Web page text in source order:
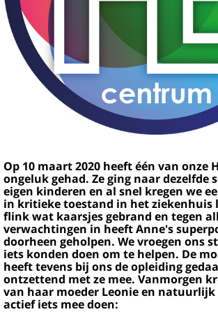
Op 10 maart 2020 heeft één van onze
ongeluk gehad. Ze ging naar dezelfde
eigen kinderen en al snel kregen we
in kritieke toestand in het ziekenhuis
flink wat kaarsjes gebrand en tegen
verwachtingen in heeft Anne's
doorheen geholpen. We vroegen ons
iets konden doen om te helpen. De
heeft tevens bij ons de opleiding
ontzettend met ze mee. Vanmorgen
van haar moeder Leonie en
actief iets mee doen: